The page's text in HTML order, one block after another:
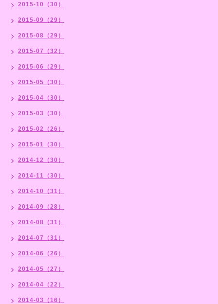
2015-10（30）
2015-09（29）
2015-08（29）
2015-07（32）
2015-06（29）
2015-05（30）
2015-04（30）
2015-03（30）
2015-02（26）
2015-01（30）
2014-12（30）
2014-11（30）
2014-10（31）
2014-09（28）
2014-08（31）
2014-07（31）
2014-06（26）
2014-05（27）
2014-04（22）
2014-03（16）